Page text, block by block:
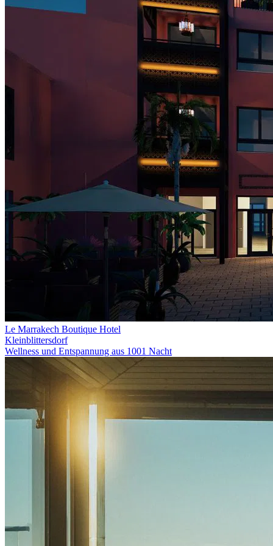
Le Marrakech Boutique Hotel
Kleinblittersdorf
Wellness und Entspannung aus 1001 Nacht